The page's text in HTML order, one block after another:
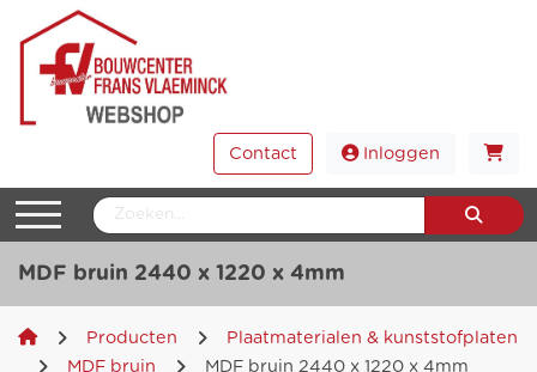
Contact Inloggen
MDF bruin 2440 x 1220 x 4mm
Producten
Plaatmaterialen & kunststofplaten
MDF bruin
MDF bruin 2440 x 1220 x 4mm